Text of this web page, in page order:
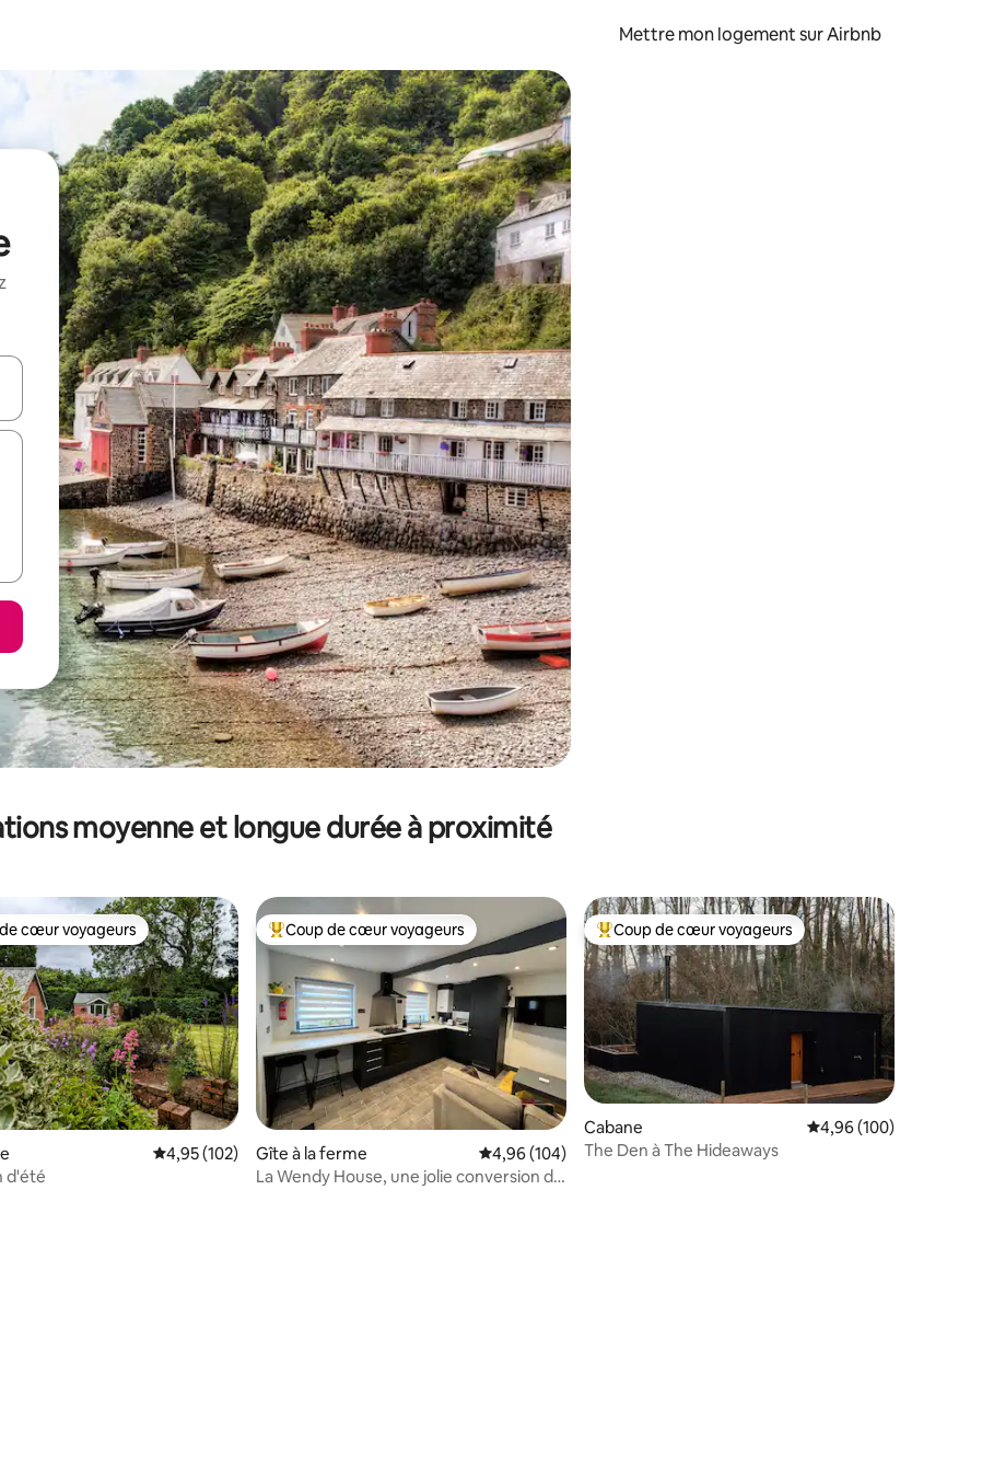
Mettre mon logement sur Airbnb
le haut et vers le bas pour les parcourir ou en appuyant et en faisant glisser.
moyenne et longue durée à proximité
cœur voyageurs les plus appréciés
cœur voyageurs
Évaluation moyenne sur la base de 102 commentaires : 4,95 sur 5
4,95 (102)
d'été
Coups de cœur voyageurs les plus appréciés
Coup de cœur voyageurs
Gîte à la ferme Évaluation moyenne sur la base de 104 commentaires : 4,96 sur 5
4,96 (104)
La Wendy House, une jolie conversion de
Coups de cœur voyageurs les plus appréciés
Coup de cœur voyageurs
Cabane Évaluation moyenne
4,96 (100)
The Den à The Hideaways